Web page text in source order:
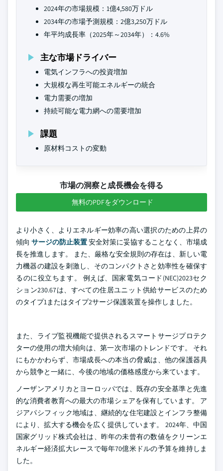
2024年の市場規模：1億4,580万ドル
2034年の市場予測規模：2億3,250万ドル
年平均成長率（2025年～2034年）：4.6%
主な市場ドライバー
電気インフラへの投資増加
大規模な再生可能エネルギーの統合
電力需要の増加
持続可能な電力網への需要増加
課題
原材料コストの変動
市場の洞察と成長機会を得る
無料のPDFをダウンロード
より小さく、よりエネルギー効率の高い選択のための上昇の
傾向 サージの防止装置安全対策に妥協することなく、市場成
長を推進します。 また、厳格な安全規則の存在は、新しい電
力機器の建設を刺激し、そのコンパクトさと効率性を確保す
るのに役立ちます。 例えば、国家電気コード(NEC)2023セク
ション230.67は、すべての住居ユニット供給サービスのため
のタイプ1またはタイプ2サージ保護装置を操作しました。
また、ライブ監視機能で提供されるスマートサージプロテク
ターの使用の増大傾向は、第一次市場のトレンドです。 それ
にもかかわらず、市場成長への本当の脅威は、他の保護器具
から競争と一緒に、今後の地域の価格感度から来ています。
ノーザンアメリカとヨーロッパでは、既存の安全基準と先進
的な消費者教育への最大の市場シェアを保有しています。 ア
ジアパシフィック地域は、継続的な住宅建設とインフラ整備
により、拡大する機会を広く提供しています。 2024年、中国
国家グリッド株式会社は、昨年の未曾有の数値をクリーンエ
ネルギー経済拡大レースで毎年70億米ドルの予算を維持しま
した。